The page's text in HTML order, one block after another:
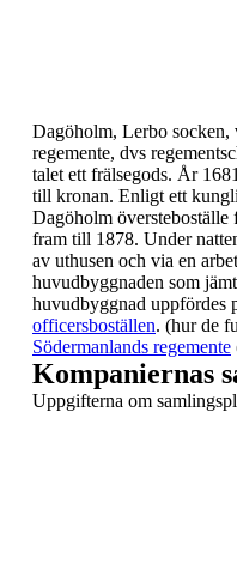
Dagöholm, Lerbo socken,
regemente, dvs
talet ett frälsegods. År
till kronan. Enligt ett
Dagöholm översteboställe
fram till 1878. Under
av uthusen och via en
huvudbyggnaden som
huvudbyggnad uppfördes
officersboställen. (hur de
Södermanlands regemente
Kompaniernas
Uppgifterna om